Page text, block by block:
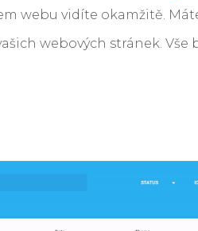
webu vidíte okamžitě.
webových stránek. Vše